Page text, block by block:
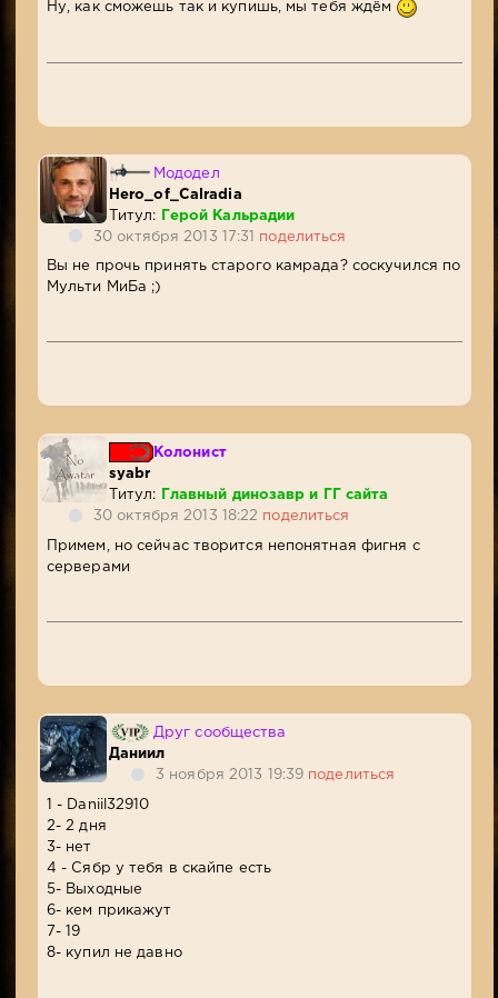
Ну, как сможешь так и купишь, мы тебя ждём
Мододел
Hero_of_Calradia
Титул:
Герой Кальрадии
30 октября 2013 17:31 поделиться
Вы не прочь принять старого камрада? соскучился по
Мульти МиБа ;)
Колонист
syabr
Титул:
Главный динозавр и ГГ сайта
30 октября 2013 18:22
поделиться
Примем, но сейчас творится непонятная фигня с
серверами
Друг сообщества
Даниил
3 ноября 2013 19:39 поделиться
1 - Daniil32910
2- 2 дня
3- нет
4 - Сябр у тебя в скайпе есть
5- Выходные
6- кем прикажут
7- 19
8- купил не давно